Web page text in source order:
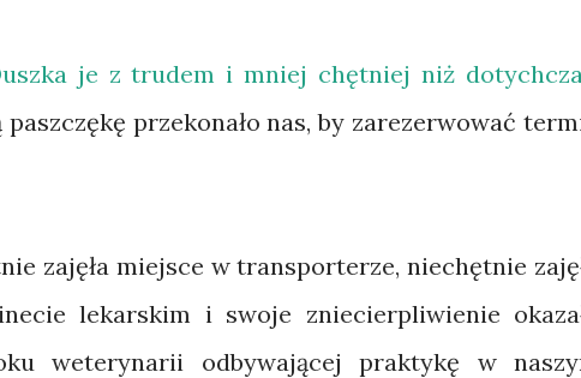
je z trudem i mniej chętniej niż
przekonało nas, by zarezerwować
zajęła miejsce w transporterze, niechętnie
lekarskim i swoje zniecierpliwienie
weterynarii odbywającej praktykę w